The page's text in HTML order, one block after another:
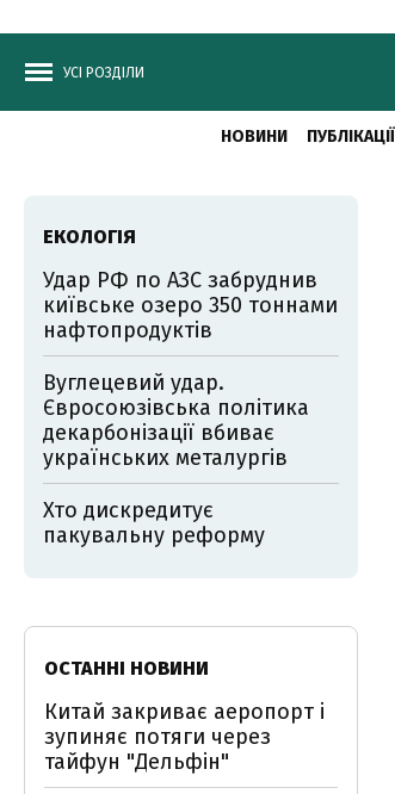
УСІ РОЗДІЛИ
НОВИНИ ПУБЛІКАЦІЇ
ЕКОЛОГІЯ
Удар РФ по АЗС забруднив
київське озеро 350 тоннами
нафтопродуктів
Вуглецевий удар.
Євросоюзівська політика
декарбонізації вбиває
українських металургів
Хто дискредитує
пакувальну реформу
ОСТАННІ НОВИНИ
Китай закриває аеропорт і
зупиняє потяги через
тайфун "Дельфін"